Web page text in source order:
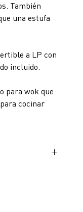
También
una estufa
a LP con
incluido.
para wok que
cocinar